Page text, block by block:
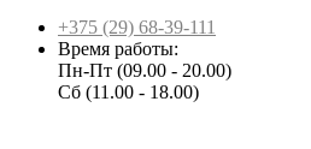
+375 (29) 68-39-111
Время работы:
Пн-Пт (09.00 - 20.00)
Сб (11.00 - 18.00)